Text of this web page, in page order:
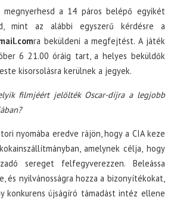
megnyerhesd a 14 páros belépő egyikét
mint az alábbi egyszerű kérdésre a
ra beküldeni a megfejtést. A játék
6 21.00 óráig tart, a helyes beküldők
kisorsolásra kerülnek a jegyek.
filmjéért jelölték Oscar-díjra a legjobb
nyomába eredve rájön, hogy a CIA keze
amelynek célja, hogy
sereget felfegyverezzen. Beleássa
és nyilvánosságra hozza a bizonyítékokat,
konkurens újságíró támadást intéz ellene